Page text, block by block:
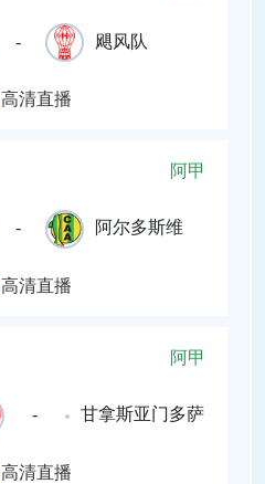
- 飓风队
高清直播
阿甲
- 阿尔多斯维
高清直播
阿甲
- 甘拿斯亚门多萨
高清直播